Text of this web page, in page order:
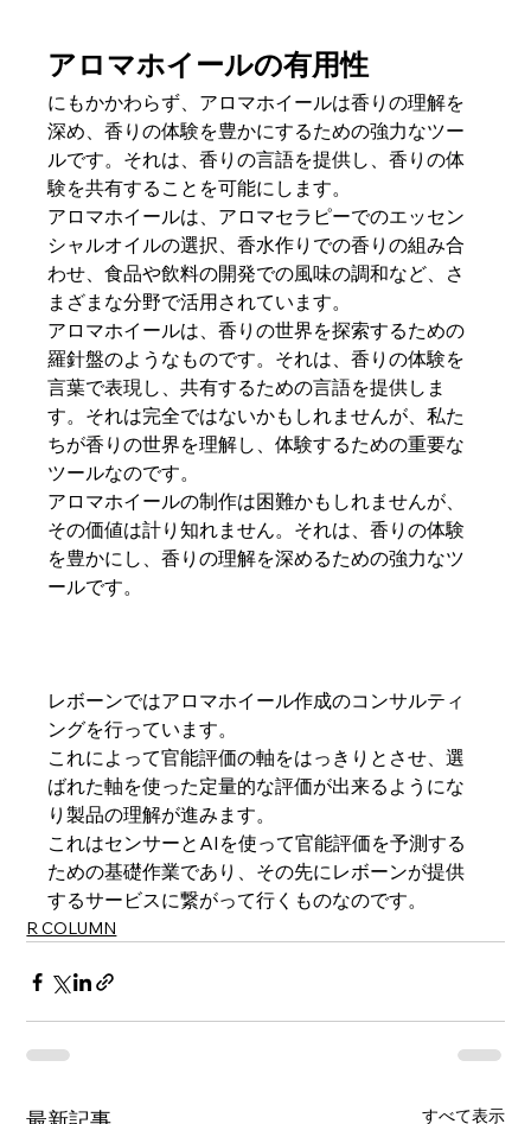
アロマホイールの有用性
にもかかわらず、アロマホイールは香りの理解を
深め、香りの体験を豊かにするための強力なツー
ルです。それは、香りの言語を提供し、香りの体
験を共有することを可能にします。
アロマホイールは、アロマセラピーでのエッセン
シャルオイルの選択、香水作りでの香りの組み合
わせ、食品や飲料の開発での風味の調和など、さ
まざまな分野で活用されています。
アロマホイールは、香りの世界を探索するための
羅針盤のようなものです。それは、香りの体験を
言葉で表現し、共有するための言語を提供しま
す。それは完全ではないかもしれませんが、私た
ちが香りの世界を理解し、体験するための重要な
ツールなのです。
アロマホイールの制作は困難かもしれませんが、
その価値は計り知れません。それは、香りの体験
を豊かにし、香りの理解を深めるための強力なツ
ールです。
レボーンではアロマホイール作成のコンサルティ
ングを行っています。
これによって官能評価の軸をはっきりとさせ、選
ばれた軸を使った定量的な評価が出来るようにな
り製品の理解が進みます。
これはセンサーとAIを使って官能評価を予測する
ための基礎作業であり、その先にレボーンが提供
するサービスに繋がって行くものなのです。
R COLUMN
すべて表示